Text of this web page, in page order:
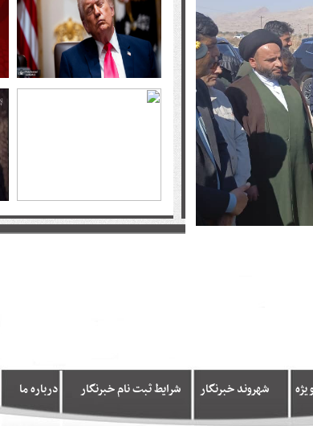
شهروند خبرنگار شرایط ثبت نام خبرنگار درباره ما